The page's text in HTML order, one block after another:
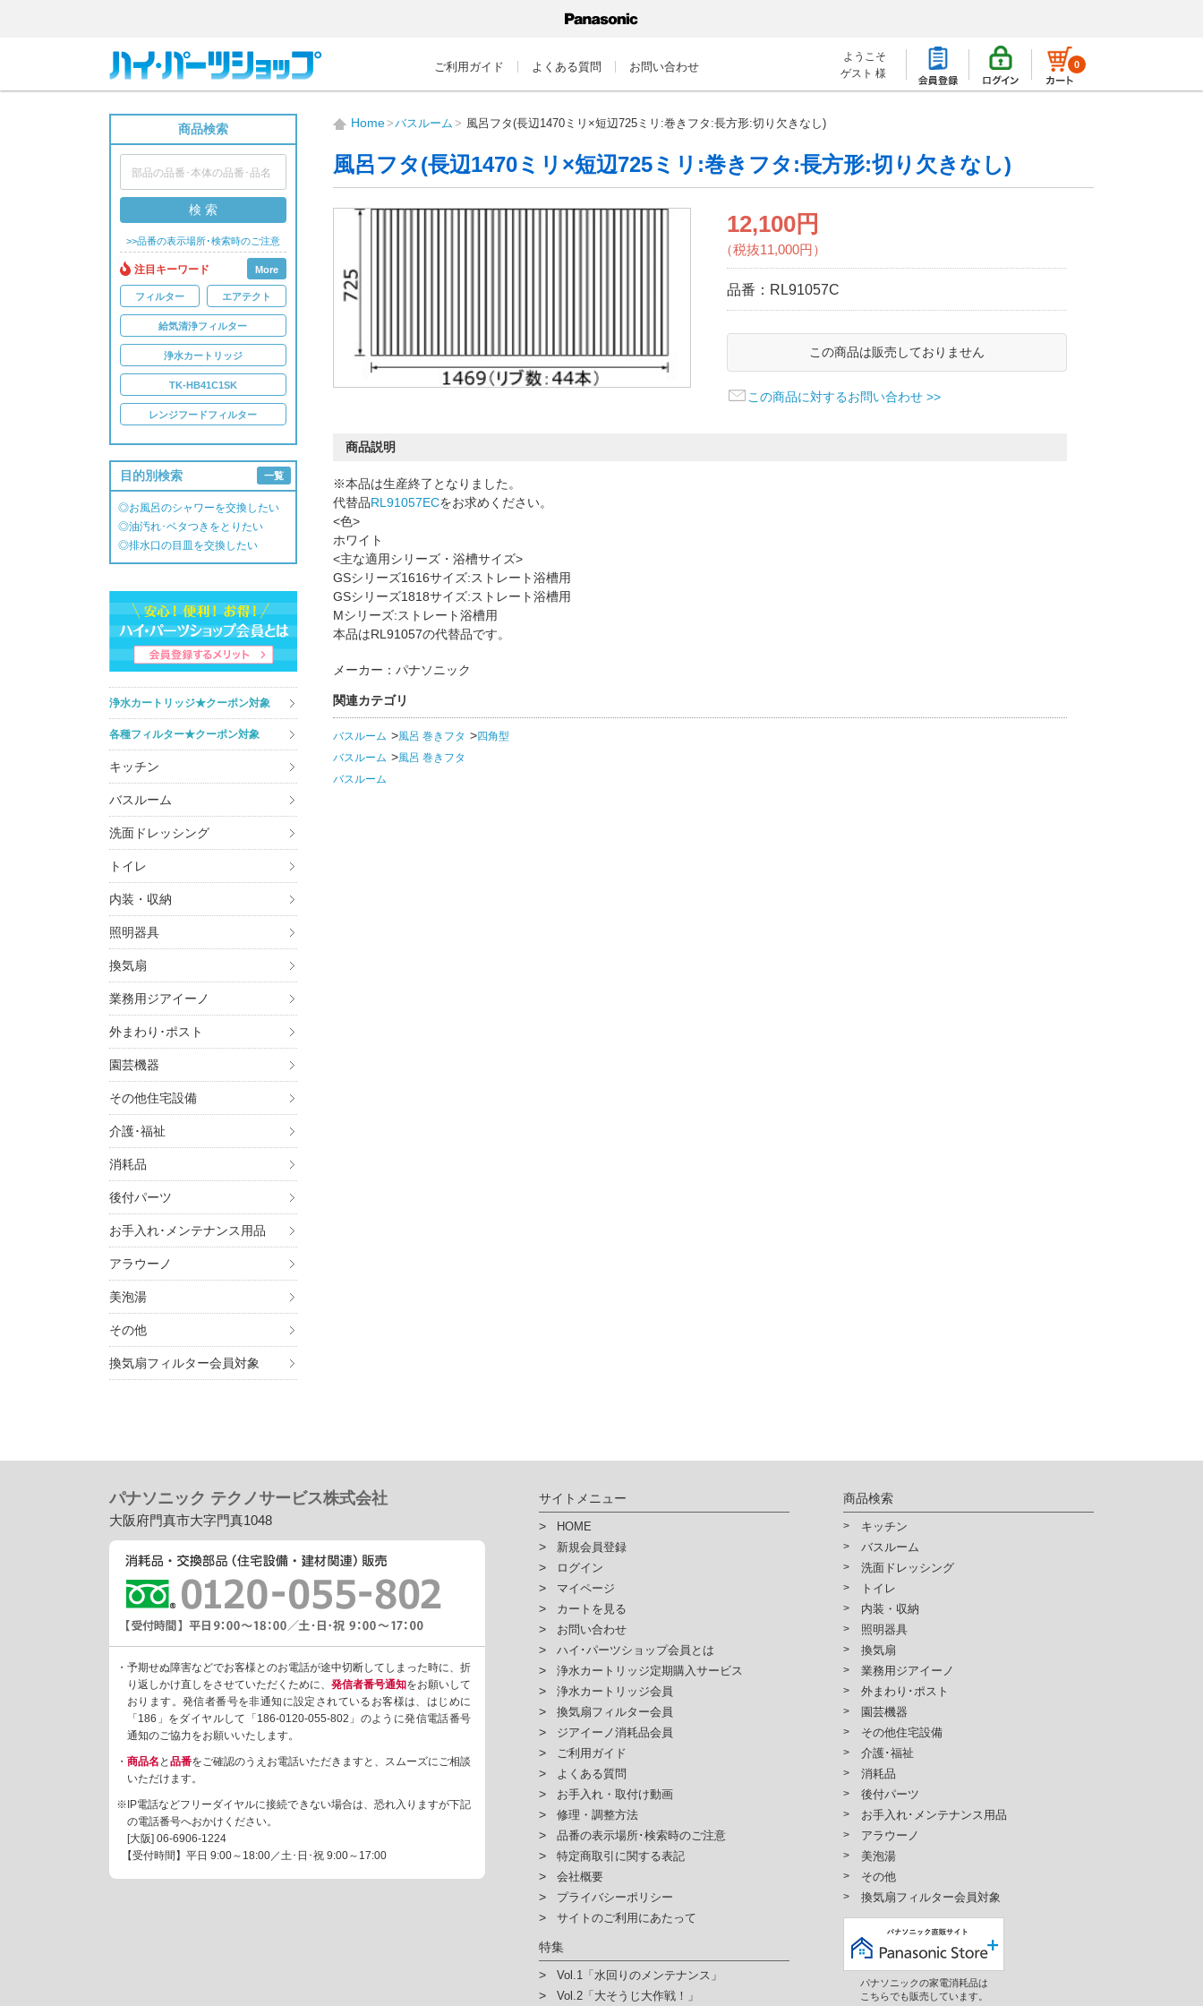
ご利用ガイド よくある質問 お問い合わせ
ようこそ
ゲスト 様
0
商品検索
検 索
>>品番の表示場所･検索時のご注意
注目キーワード More
フィルター エアテクト
給気清浄フィルター
浄水カートリッジ
TK-HB41C1SK
レンジフードフィルター
目的別検索 一覧
◎お風呂のシャワーを交換したい
◎油汚れ･ベタつきをとりたい
◎排水口の目皿を交換したい
浄水カートリッジ★クーポン対象
各種フィルター★クーポン対象
キッチン
バスルーム
洗面ドレッシング
トイレ
内装・収納
照明器具
換気扇
業務用ジアイーノ
外まわり･ポスト
園芸機器
その他住宅設備
介護･福祉
消耗品
後付パーツ
お手入れ･メンテナンス用品
アラウーノ
美泡湯
その他
換気扇フィルター会員対象
Home バスルーム 風呂フタ(長辺1470ミリ×短辺725ミリ:巻きフタ:長方形:切り欠きなし)
風呂フタ(長辺1470ミリ×短辺725ミリ:巻きフタ:長方形:切り欠きなし)
12,100円
（税抜11,000円）
品番： RL91057C
この商品は販売しておりません
この商品に対するお問い合わせ >>
商品説明
※本品は生産終了となりました。
代替品RL91057ECをお求めください。
<色>
ホワイト
<主な適用シリーズ・浴槽サイズ>
GSシリーズ1616サイズ:ストレート浴槽用
GSシリーズ1818サイズ:ストレート浴槽用
Mシリーズ:ストレート浴槽用
本品はRL91057の代替品です。
メーカー：パナソニック
関連カテゴリ
バスルーム 風呂 巻きフタ
四角型
バスルーム
風呂 巻きフタ
バスルーム
パナソニック テクノサービス株式会社
大阪府門真市大字門真1048
・予期せぬ障害などでお客様とのお電話が途中切断してしまった時に、折
り返しかけ直しをさせていただくために、 発信者番号通知をお願いして
おります。発信者番号を非通知に設定されているお客様は、はじめに
「186」をダイヤルして「186-0120-055-802」のように発信電話番号
通知のご協力をお願いいたします。
・ 商品名 と 品番をご確認のうえお電話いただきますと、スムーズにご相談
いただけます。
※IP電話などフリーダイヤルに接続できない場合は、恐れ入りますが下記
の電話番号へおかけください。
[大阪] 06-6906-1224
【受付時間】平日 9:00～18:00／土･日･祝 9:00～17:00
サイトメニュー
HOME
新規会員登録
ログイン
マイページ
カートを見る
お問い合わせ
ハイ･パーツショップ会員とは
浄水カートリッジ定期購入サービス
浄水カートリッジ会員
換気扇フィルター会員
ジアイーノ消耗品会員
ご利用ガイド
よくある質問
お手入れ・取付け動画
修理・調整方法
品番の表示場所･検索時のご注意
特定商取引に関する表記
会社概要
プライバシーポリシー
サイトのご利用にあたって
特集
Vol.1「水回りのメンテナンス」
Vol.2「大そうじ大作戦！」
商品検索
キッチン
バスルーム
洗面ドレッシング
トイレ
内装・収納
照明器具
換気扇
業務用ジアイーノ
外まわり･ポスト
園芸機器
その他住宅設備
介護･福祉
消耗品
後付パーツ
お手入れ･メンテナンス用品
アラウーノ
美泡湯
その他
換気扇フィルター会員対象
パナソニックの家電消耗品は
こちらでも販売しています。